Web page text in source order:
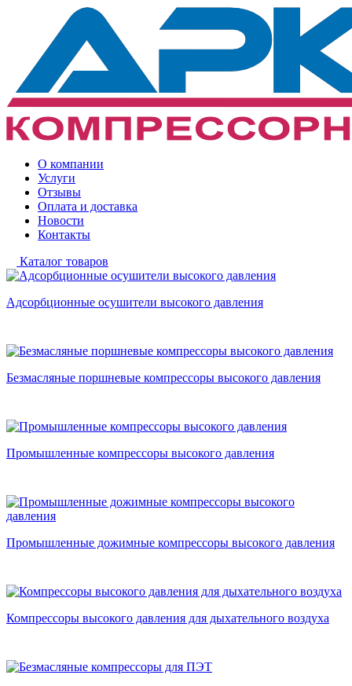
О компании
Услуги
Отзывы
Оплата и доставка
Новости
Контакты
Каталог товаров
Адсорбционные осушители высокого давления
Безмасляные поршневые компрессоры высокого давления
Промышленные компрессоры высокого давления
Промышленные дожимные компрессоры высокого давления
Компрессоры высокого давления для дыхательного воздуха